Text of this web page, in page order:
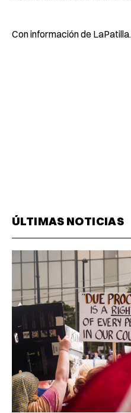
Con información de
ÚLTIMAS NOTICIAS